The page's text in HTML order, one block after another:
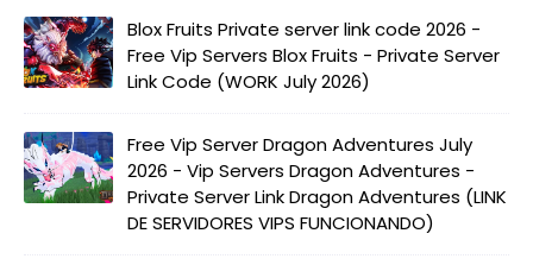
Blox Fruits Private server link code 2026 -
Free Vip Servers Blox Fruits - Private Server
Link Code (WORK July 2026)
Free Vip Server Dragon Adventures July
2026 - Vip Servers Dragon Adventures -
Private Server Link Dragon Adventures (LINK
DE SERVIDORES VIPS FUNCIONANDO)